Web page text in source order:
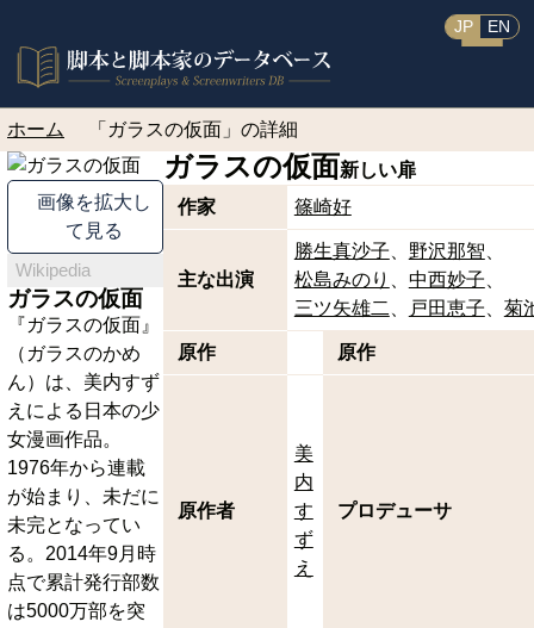
JP EN
ホーム 「ガラスの仮面」の詳細
画像を拡大し
て見る
Wikipedia
ガラスの仮面
『ガラスの仮面』
（ガラスのかめ
ん）は、美内すず
えによる日本の少
女漫画作品。
1976年から連載
が始まり、未だに
未完となってい
る。2014年9月時
点で累計発行部数
は5000万部を突
ガラスの仮面新しい扉
作家
篠崎好
主な出演
勝生真沙子
野沢那智
松島みのり
中西妙子
三ツ矢雄二
戸田恵子 菊
原作 原作
原作者
美
内
す
ず
え
プロデューサ